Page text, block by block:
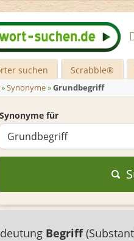
suchen Scrabble®
»Synonyme»Grundbegriff
Synonyme für
Begriff